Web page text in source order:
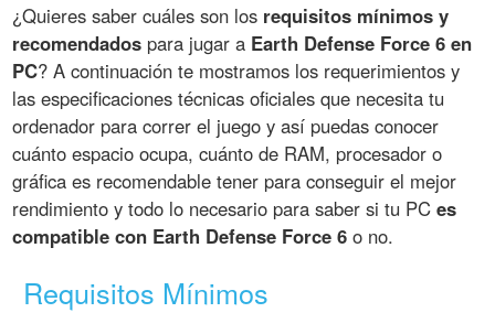
¿Quieres saber cuáles son los requisitos mínimos y
recomendados para jugar a Earth Defense Force 6 en
PC? A continuación te mostramos los requerimientos y
las especificaciones técnicas oficiales que necesita tu
ordenador para correr el juego y así puedas conocer
cuánto espacio ocupa, cuánto de RAM, procesador o
gráfica es recomendable tener para conseguir el mejor
rendimiento y todo lo necesario para saber si tu PCes
compatible con Earth Defense Force 6 o no.
Requisitos Mínimos